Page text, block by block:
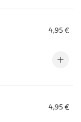
4,95 €
4,95 €